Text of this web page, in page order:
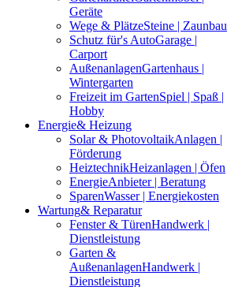
Geräte
Wege & PlätzeSteine | Zaunbau
Schutz für's AutoGarage |
Carport
AußenanlagenGartenhaus |
Wintergarten
Freizeit im GartenSpiel | Spaß |
Hobby
Energie& Heizung
Solar & PhotovoltaikAnlagen |
Förderung
HeiztechnikHeizanlagen | Öfen
EnergieAnbieter | Beratung
SparenWasser | Energiekosten
Wartung& Reparatur
Fenster & TürenHandwerk |
Dienstleistung
Garten &
AußenanlagenHandwerk |
Dienstleistung